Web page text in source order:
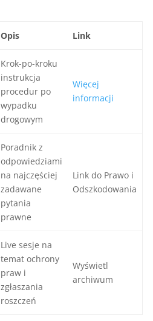
Opis Link
Krok-po-kroku
instrukcja
procedur po
wypadku
drogowym
Więcej
informacji
Poradnik z
odpowiedziami
na najczęściej
zadawane
pytania
prawne
Link do Prawo i
Odszkodowania
Live sesje na
temat ochrony
praw i
zgłaszania
roszczeń
Wyświetl
archiwum